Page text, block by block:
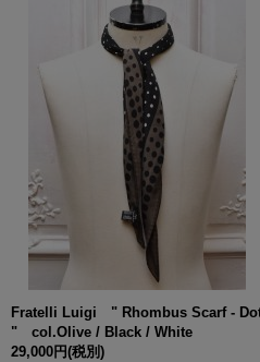
Fratelli Luigi " Rhombus Scarf -
" col.Olive / Black / White
29,000円(税別)